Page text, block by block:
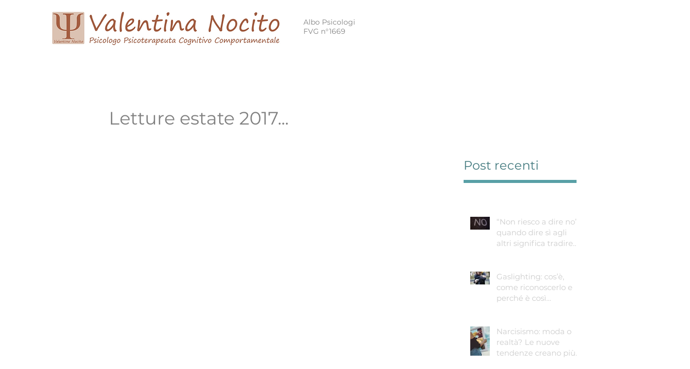
Albo Psicologi
FVG n°1669
Letture estate 2017...
Post recenti
“Non riesco a dire no”:
quando dire sì agli
altri significa tradire
Gaslighting: cos’è,
come riconoscerlo e
perché è così
Narcisismo: moda o
realtà? Le nuove
tendenze creano più